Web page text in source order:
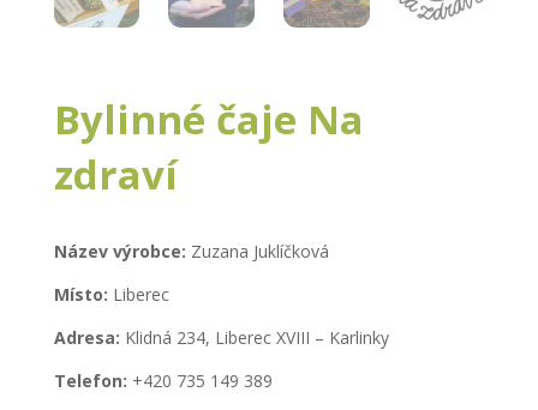
Bylinné čaje Na
zdraví
Název výrobce: Zuzana Juklíčková
Místo: Liberec
Adresa: Klidná 234, Liberec XVIII – Karlinky
Telefon: +420 735 149 389